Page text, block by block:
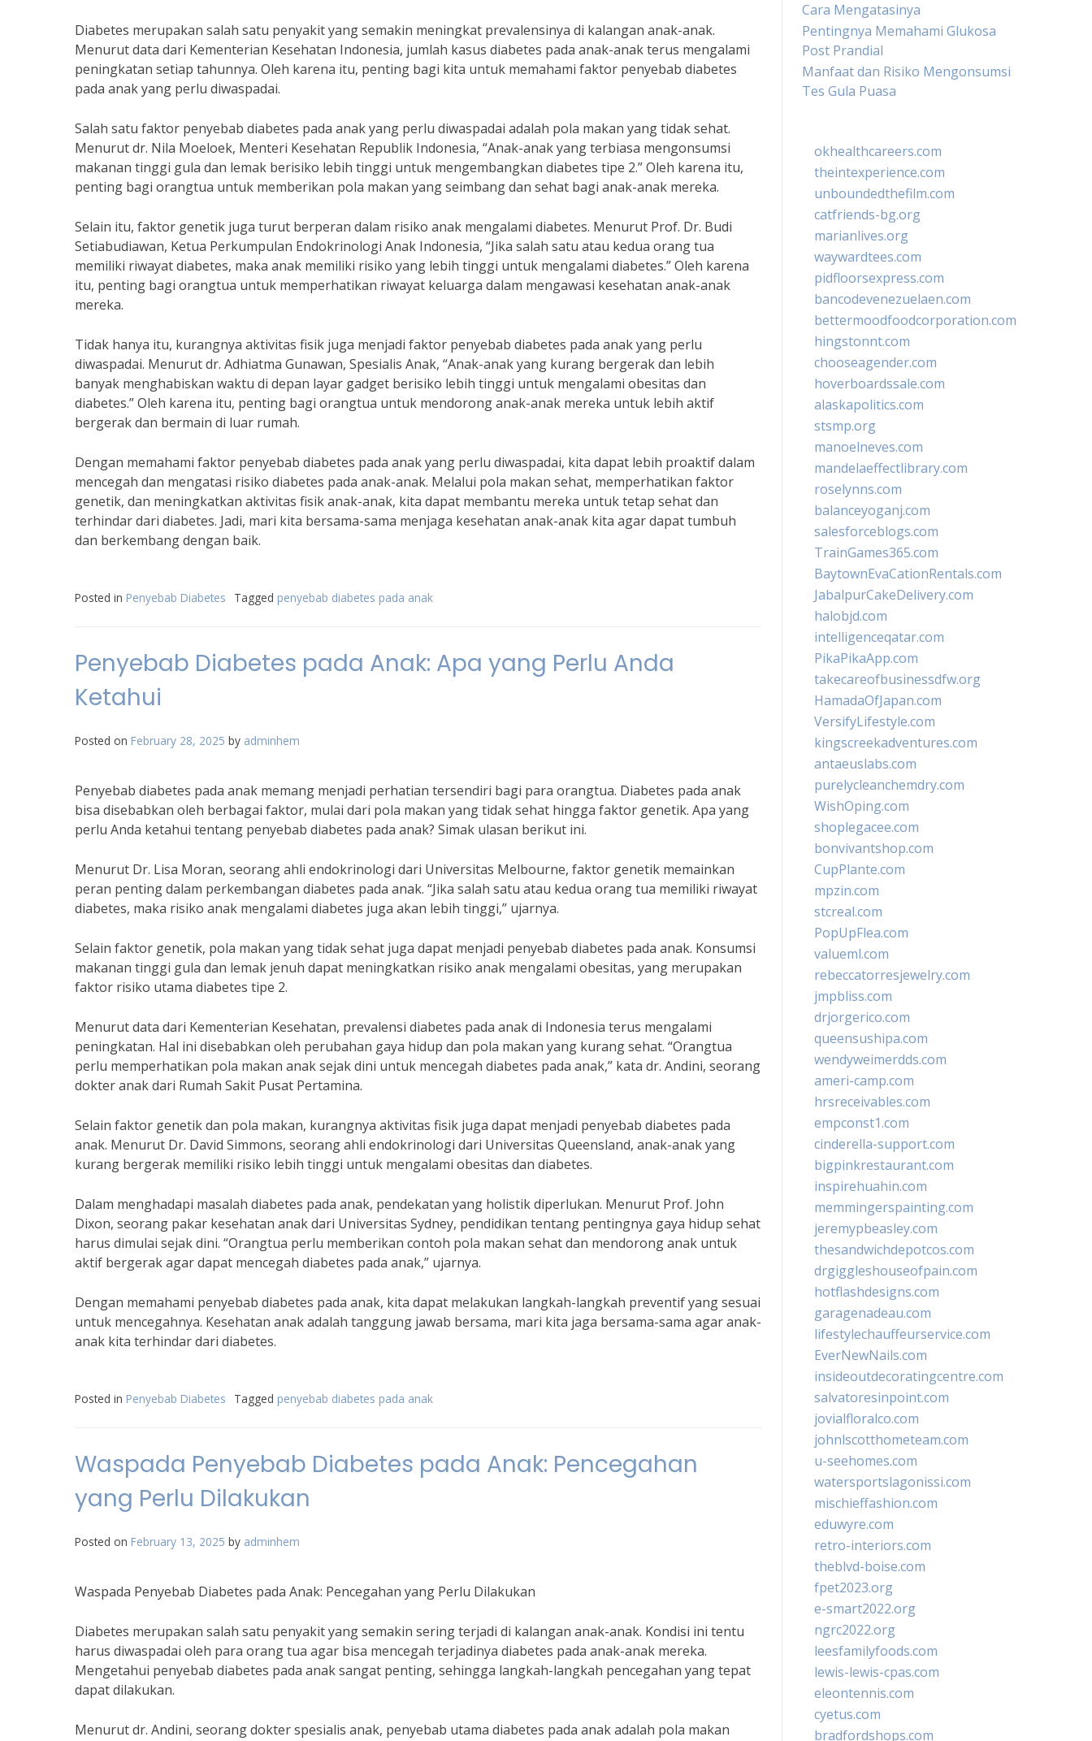
Diabetes merupakan salah satu penyakit yang semakin meningkat prevalensinya di kalangan anak-anak.
Menurut data dari Kementerian Kesehatan Indonesia, jumlah kasus diabetes pada anak-anak terus mengalami
peningkatan setiap tahunnya. Oleh karena itu, penting bagi kita untuk memahami faktor penyebab diabetes
pada anak yang perlu diwaspadai.
Salah satu faktor penyebab diabetes pada anak yang perlu diwaspadai adalah pola makan yang tidak sehat.
Menurut dr. Nila Moeloek, Menteri Kesehatan Republik Indonesia, “Anak-anak yang terbiasa mengonsumsi
makanan tinggi gula dan lemak berisiko lebih tinggi untuk mengembangkan diabetes tipe 2.” Oleh karena itu,
penting bagi orangtua untuk memberikan pola makan yang seimbang dan sehat bagi anak-anak mereka.
Selain itu, faktor genetik juga turut berperan dalam risiko anak mengalami diabetes. Menurut Prof. Dr. Budi
Setiabudiawan, Ketua Perkumpulan Endokrinologi Anak Indonesia, “Jika salah satu atau kedua orang tua
memiliki riwayat diabetes, maka anak memiliki risiko yang lebih tinggi untuk mengalami diabetes.” Oleh karena
itu, penting bagi orangtua untuk memperhatikan riwayat keluarga dalam mengawasi kesehatan anak-anak
mereka.
Tidak hanya itu, kurangnya aktivitas fisik juga menjadi faktor penyebab diabetes pada anak yang perlu
diwaspadai. Menurut dr. Adhiatma Gunawan, Spesialis Anak, “Anak-anak yang kurang bergerak dan lebih
banyak menghabiskan waktu di depan layar gadget berisiko lebih tinggi untuk mengalami obesitas dan
diabetes.” Oleh karena itu, penting bagi orangtua untuk mendorong anak-anak mereka untuk lebih aktif
bergerak dan bermain di luar rumah.
Dengan memahami faktor penyebab diabetes pada anak yang perlu diwaspadai, kita dapat lebih proaktif dalam
mencegah dan mengatasi risiko diabetes pada anak-anak. Melalui pola makan sehat, memperhatikan faktor
genetik, dan meningkatkan aktivitas fisik anak-anak, kita dapat membantu mereka untuk tetap sehat dan
terhindar dari diabetes. Jadi, mari kita bersama-sama menjaga kesehatan anak-anak kita agar dapat tumbuh
dan berkembang dengan baik.
Posted in Penyebab Diabetes Tagged penyebab diabetes pada anak
Penyebab Diabetes pada Anak: Apa yang Perlu Anda
Ketahui
Posted on February 28, 2025 by adminhem
Penyebab diabetes pada anak memang menjadi perhatian tersendiri bagi para orangtua. Diabetes pada anak
bisa disebabkan oleh berbagai faktor, mulai dari pola makan yang tidak sehat hingga faktor genetik. Apa yang
perlu Anda ketahui tentang penyebab diabetes pada anak? Simak ulasan berikut ini.
Menurut Dr. Lisa Moran, seorang ahli endokrinologi dari Universitas Melbourne, faktor genetik memainkan
peran penting dalam perkembangan diabetes pada anak. “Jika salah satu atau kedua orang tua memiliki riwayat
diabetes, maka risiko anak mengalami diabetes juga akan lebih tinggi,” ujarnya.
Selain faktor genetik, pola makan yang tidak sehat juga dapat menjadi penyebab diabetes pada anak. Konsumsi
makanan tinggi gula dan lemak jenuh dapat meningkatkan risiko anak mengalami obesitas, yang merupakan
faktor risiko utama diabetes tipe 2.
Menurut data dari Kementerian Kesehatan, prevalensi diabetes pada anak di Indonesia terus mengalami
peningkatan. Hal ini disebabkan oleh perubahan gaya hidup dan pola makan yang kurang sehat. “Orangtua
perlu memperhatikan pola makan anak sejak dini untuk mencegah diabetes pada anak,” kata dr. Andini, seorang
dokter anak dari Rumah Sakit Pusat Pertamina.
Selain faktor genetik dan pola makan, kurangnya aktivitas fisik juga dapat menjadi penyebab diabetes pada
anak. Menurut Dr. David Simmons, seorang ahli endokrinologi dari Universitas Queensland, anak-anak yang
kurang bergerak memiliki risiko lebih tinggi untuk mengalami obesitas dan diabetes.
Dalam menghadapi masalah diabetes pada anak, pendekatan yang holistik diperlukan. Menurut Prof. John
Dixon, seorang pakar kesehatan anak dari Universitas Sydney, pendidikan tentang pentingnya gaya hidup sehat
harus dimulai sejak dini. “Orangtua perlu memberikan contoh pola makan sehat dan mendorong anak untuk
aktif bergerak agar dapat mencegah diabetes pada anak,” ujarnya.
Dengan memahami penyebab diabetes pada anak, kita dapat melakukan langkah-langkah preventif yang sesuai
untuk mencegahnya. Kesehatan anak adalah tanggung jawab bersama, mari kita jaga bersama-sama agar anak-
anak kita terhindar dari diabetes.
Posted in Penyebab Diabetes Tagged penyebab diabetes pada anak
Waspada Penyebab Diabetes pada Anak: Pencegahan
yang Perlu Dilakukan
Posted on February 13, 2025 by adminhem
Waspada Penyebab Diabetes pada Anak: Pencegahan yang Perlu Dilakukan
Diabetes merupakan salah satu penyakit yang semakin sering terjadi di kalangan anak-anak. Kondisi ini tentu
harus diwaspadai oleh para orang tua agar bisa mencegah terjadinya diabetes pada anak-anak mereka.
Mengetahui penyebab diabetes pada anak sangat penting, sehingga langkah-langkah pencegahan yang tepat
dapat dilakukan.
Menurut dr. Andini, seorang dokter spesialis anak, penyebab utama diabetes pada anak adalah pola makan
Cara Mengatasinya
Pentingnya Memahami Glukosa
Post Prandial
Manfaat dan Risiko Mengonsumsi
Tes Gula Puasa
okhealthcareers.com
theintexperience.com
unboundedthefilm.com
catfriends-bg.org
marianlives.org
waywardtees.com
pidfloorsexpress.com
bancodevenezuelaen.com
bettermoodfoodcorporation.com
hingstonnt.com
chooseagender.com
hoverboardssale.com
alaskapolitics.com
stsmp.org
manoelneves.com
mandelaeffectlibrary.com
roselynns.com
balanceyoganj.com
salesforceblogs.com
TrainGames365.com
BaytownEvaCationRentals.com
JabalpurCakeDelivery.com
halobjd.com
intelligenceqatar.com
PikaPikaApp.com
takecareofbusinessdfw.org
HamadaOfJapan.com
VersifyLifestyle.com
kingscreekadventures.com
antaeuslabs.com
purelycleanchemdry.com
WishOping.com
shoplegacee.com
bonvivantshop.com
CupPlante.com
mpzin.com
stcreal.com
PopUpFlea.com
valueml.com
rebeccatorresjewelry.com
jmpbliss.com
drjorgerico.com
queensushipa.com
wendyweimerdds.com
ameri-camp.com
hrsreceivables.com
empconst1.com
cinderella-support.com
bigpinkrestaurant.com
inspirehuahin.com
memmingerspainting.com
jeremypbeasley.com
thesandwichdepotcos.com
drgiggleshouseofpain.com
hotflashdesigns.com
garagenadeau.com
lifestylechauffeurservice.com
EverNewNails.com
insideoutdecoratingcentre.com
salvatoresinpoint.com
jovialfloralco.com
johnlscotthometeam.com
u-seehomes.com
watersportslagonissi.com
mischieffashion.com
eduwyre.com
retro-interiors.com
theblvd-boise.com
fpet2023.org
e-smart2022.org
ngrc2022.org
leesfamilyfoods.com
lewis-lewis-cpas.com
eleontennis.com
cyetus.com
bradfordshops.com